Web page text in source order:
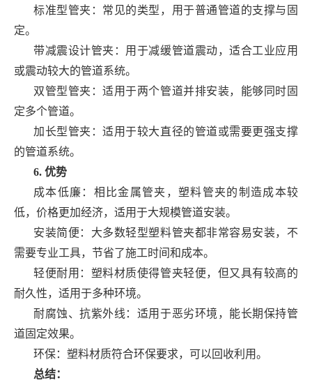
标准型管夹：常见的类型，用于普通管道的支撑与固
定。
带减震设计管夹：用于减缓管道震动，适合工业应用
或震动较大的管道系统。
双管型管夹：适用于两个管道并排安装，能够同时固
定多个管道。
加长型管夹：适用于较大直径的管道或需要更强支撑
的管道系统。
6. 优势
成本低廉：相比金属管夹，塑料管夹的制造成本较
低，价格更加经济，适用于大规模管道安装。
安装简便：大多数轻型塑料管夹都非常容易安装，不
需要专业工具，节省了施工时间和成本。
轻便耐用：塑料材质使得管夹轻便，但又具有较高的
耐久性，适用于多种环境。
耐腐蚀、抗紫外线：适用于恶劣环境，能长期保持管
道固定效果。
环保：塑料材质符合环保要求，可以回收利用。
总结：